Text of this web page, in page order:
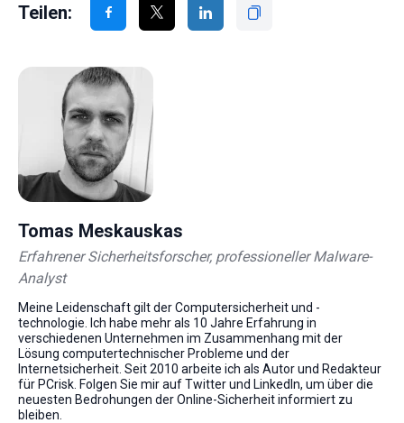
Teilen:
Tomas Meskauskas
Erfahrener Sicherheitsforscher, professioneller Malware-
Analyst
Meine Leidenschaft gilt der Computersicherheit und -
technologie. Ich habe mehr als 10 Jahre Erfahrung in
verschiedenen Unternehmen im Zusammenhang mit der
Lösung computertechnischer Probleme und der
Internetsicherheit. Seit 2010 arbeite ich als Autor und Redakteur
für PCrisk. Folgen Sie mir auf Twitter und LinkedIn, um über die
neuesten Bedrohungen der Online-Sicherheit informiert zu
bleiben.